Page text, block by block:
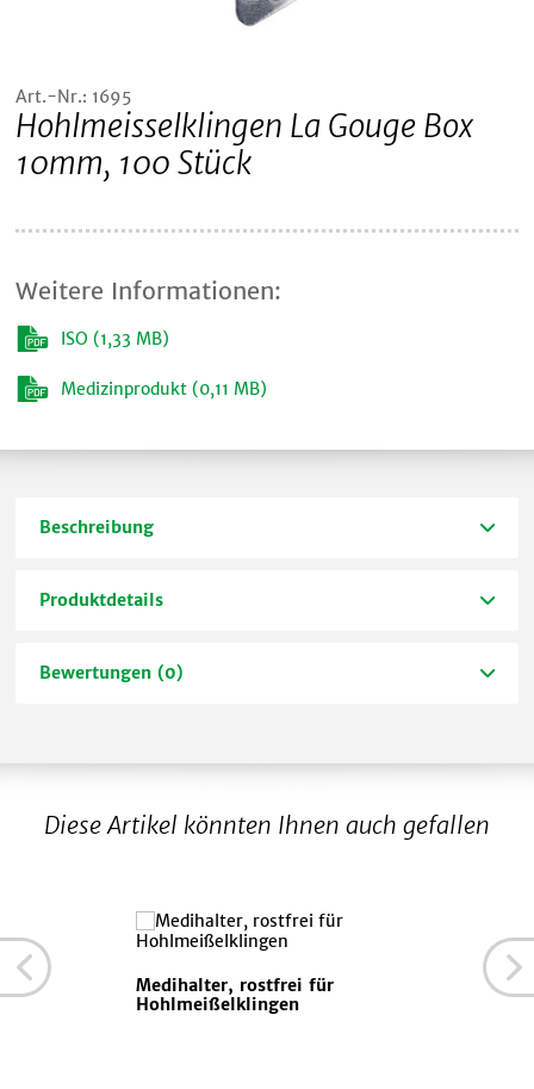
Art.-Nr.: 1695
Hohlmeisselklingen La Gouge Box
10mm, 100 Stück
Weitere Informationen:
ISO (1,33 MB)
Medizinprodukt (0,11 MB)
Beschreibung
Produktdetails
Bewertungen (0)
Diese Artikel könnten Ihnen auch gefallen
Medihalter, rostfrei für
Hohlmeißelklingen